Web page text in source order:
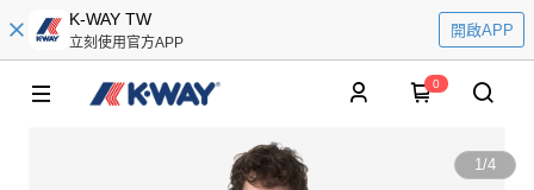
K-WAY TW
立刻使用官方APP
開啟APP
0
1/4